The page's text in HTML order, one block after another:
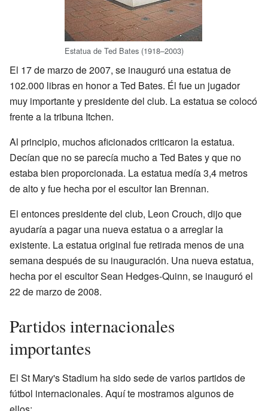
Estatua de Ted Bates (1918–2003)
El 17 de marzo de 2007, se inauguró una estatua de
102.000 libras en honor a Ted Bates. Él fue un jugador
muy importante y presidente del club. La estatua se colocó
frente a la tribuna Itchen.
Al principio, muchos aficionados criticaron la estatua.
Decían que no se parecía mucho a Ted Bates y que no
estaba bien proporcionada. La estatua medía 3,4 metros
de alto y fue hecha por el escultor Ian Brennan.
El entonces presidente del club, Leon Crouch, dijo que
ayudaría a pagar una nueva estatua o a arreglar la
existente. La estatua original fue retirada menos de una
semana después de su inauguración. Una nueva estatua,
hecha por el escultor Sean Hedges-Quinn, se inauguró el
22 de marzo de 2008.
Partidos internacionales
importantes
El St Mary's Stadium ha sido sede de varios partidos de
fútbol internacionales. Aquí te mostramos algunos de